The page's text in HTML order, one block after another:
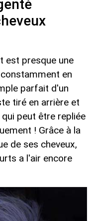
est presque une
en
parfait d'un
tiré en arrière et
peut être repliée
! Grâce à la
de ses cheveux,
a l'air encore